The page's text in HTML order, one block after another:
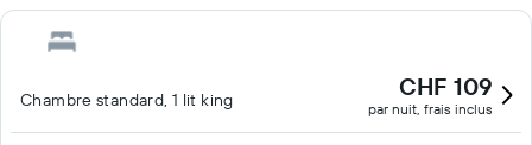
Chambre standard, 1 lit king CHF 109
par nuit, frais inclus